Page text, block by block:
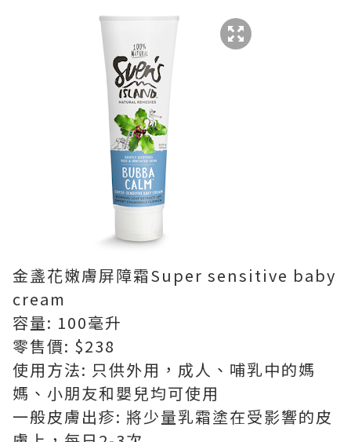
金盞花嫩膚屏障霜Super sensitive baby
cream
容量: 100毫升
零售價: $238
使用方法: 只供外用，成人、哺乳中的媽
媽、小朋友和嬰兒均可使用
一般皮膚出疹: 將少量乳霜塗在受影響的皮